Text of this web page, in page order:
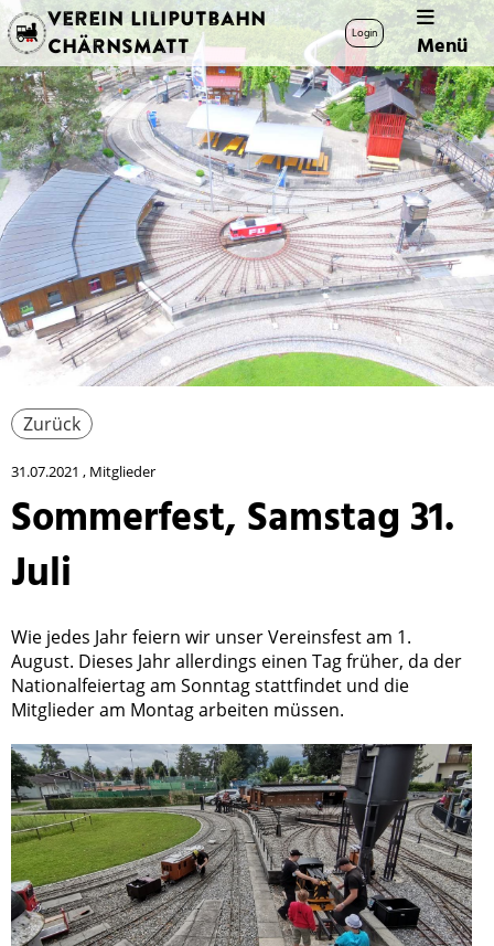
Verein Liliputbahn
Chärnsmatt
Login Menü
Zurück
31.07.2021 , Mitglieder
Sommerfest, Samstag 31.
Juli
Wie jedes Jahr feiern wir unser Vereinsfest am 1.
August. Dieses Jahr allerdings einen Tag früher, da der
Nationalfeiertag am Sonntag stattfindet und die
Mitglieder am Montag arbeiten müssen.